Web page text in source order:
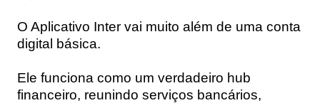
O Aplicativo Inter vai muito além de uma conta
digital básica.
Ele funciona como um verdadeiro hub
financeiro, reunindo serviços bancários,